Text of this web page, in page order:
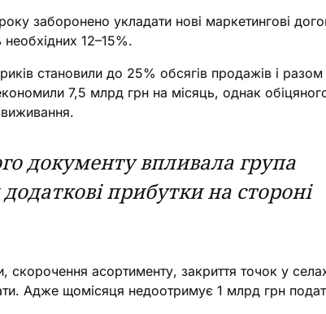
заборонено укладати нові маркетингові
12–15%.
становили до 25% обсягів продажів і разом
7,5 млрд грн на місяць, однак
виживання.
документу впливала група
прибутки на стороні
асортименту, закриття точок у
Адже щомісяця недоотримує 1 млрд грн